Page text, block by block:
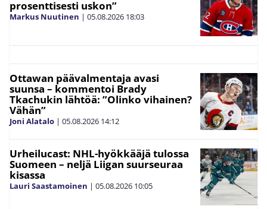
prosenttisesti uskon”
Markus Nuutinen | 05.08.2026 18:03
Ottawan päävalmentaja avasi
suunsa – kommentoi Brady
Tkachukin lähtöä: ”Olinko vihainen?
Vähän”
Joni Alatalo | 05.08.2026 14:12
Urheilucast: NHL-hyökkääjä tulossa
Suomeen – neljä Liigan suurseuraa
kisassa
Lauri Saastamoinen | 05.08.2026 10:05